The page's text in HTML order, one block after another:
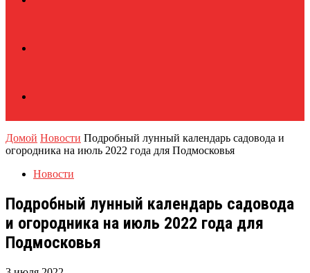
Домой Новости Подробный лунный календарь садовода и
огородника на июль 2022 года для Подмосковья
Новости
Подробный лунный календарь садовода
и огородника на июль 2022 года для
Подмосковья